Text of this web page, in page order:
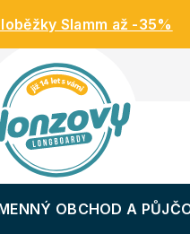
Slamm až -35%
OBCHOD A